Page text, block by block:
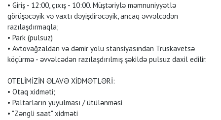
• Giriş - 12:00, çıxış - 10:00. Müştəriylə məmnuniyyətlə
görüşəcəyik və vaxtı dəyişdirəcəyik, ancaq əvvəlcədən
razılaşdırmaqla;
• Park (pulsuz)
• Avtovağzaldan və dəmir yolu stansiyasından Truskavetsə
köçürmə - əvvəlcədən razılaşdırılmış şəkildə pulsuz daxil edilir.
OTELİMİZİN ƏLAVƏ XİDMƏTLƏRİ:
• Otaq xidməti;
• Paltarların yuyulması / ütülənməsi
• "Zəngli saat" xidməti